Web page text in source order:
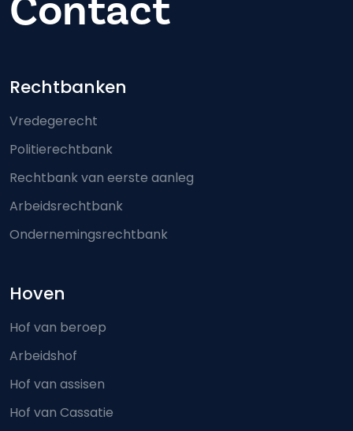
Footer-menu
Rechtbanken
Vredegerecht
Politierechtbank
Rechtbank van eerste aanleg
Arbeidsrechtbank
Ondernemingsrechtbank
Hoven
Hof van beroep
Arbeidshof
Hof van assisen
Hof van Cassatie